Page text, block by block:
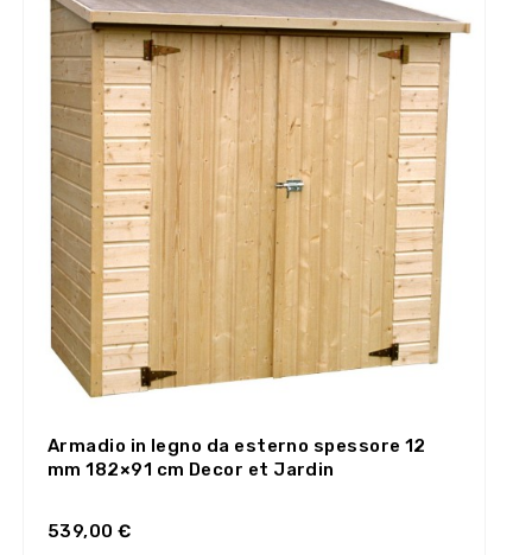
Armadio in legno da esterno spessore 12
mm 182×91 cm Decor et Jardin
539,00 €